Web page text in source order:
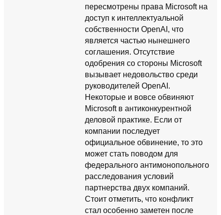
пересмотрены права Microsoft на
доступ к интеллектуальной
собственности OpenAI, что
является частью нынешнего
соглашения. Отсутствие
одобрения со стороны Microsoft
вызывает недовольство среди
руководителей OpenAI.
Некоторые и вовсе обвиняют
Microsoft в антиконкурентной
деловой практике. Если от
компании последует
официальное обвинение, то это
может стать поводом для
федерального антимонопольного
расследования условий
партнерства двух компаний.
Стоит отметить, что конфликт
стал особенно заметен после